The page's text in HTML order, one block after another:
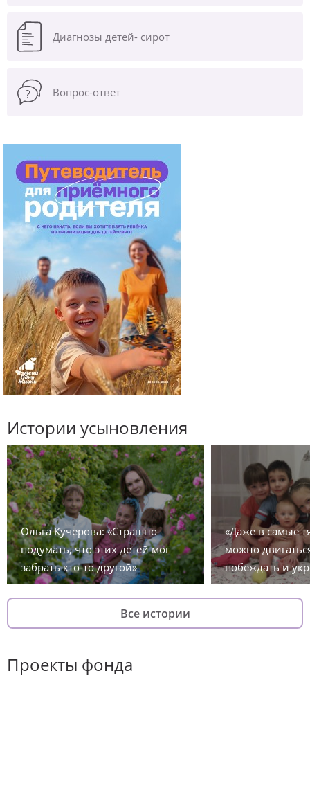
Диагнозы детей- сирот
Вопрос-ответ
Истории усыновления
Ольга Кучерова: «Страшно
подумать, что этих детей мог
забрать кто-то другой»
«Даже в самые
можно
побеждать и
Все истории
Проекты фонда